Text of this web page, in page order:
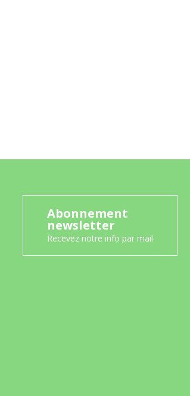
Abonnement
newsletter
Recevez notre info par mail